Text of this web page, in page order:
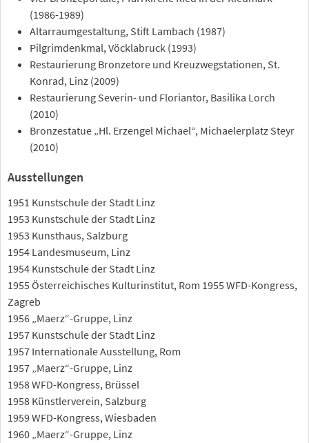
(1986-1989)
Altarraumgestaltung, Stift Lambach (1987)
Pilgrimdenkmal, Vöcklabruck (1993)
Restaurierung Bronzetore und Kreuzwegstationen, St.
Konrad, Linz (2009)
Restaurierung Severin- und Floriantor, Basilika Lorch
(2010)
Bronzestatue „Hl. Erzengel Michael“, Michaelerplatz Steyr
(2010)
Ausstellungen
1951 Kunstschule der Stadt Linz
1953 Kunstschule der Stadt Linz
1953 Kunsthaus, Salzburg
1954 Landesmuseum, Linz
1954 Kunstschule der Stadt Linz
1955 Österreichisches Kulturinstitut, Rom 1955 WFD-Kongress,
Zagreb
1956 „Maerz“-Gruppe, Linz
1957 Kunstschule der Stadt Linz
1957 Internationale Ausstellung, Rom
1957 „Maerz“-Gruppe, Linz
1958 WFD-Kongress, Brüssel
1958 Künstlerverein, Salzburg
1959 WFD-Kongress, Wiesbaden
1960 „Maerz“-Gruppe, Linz